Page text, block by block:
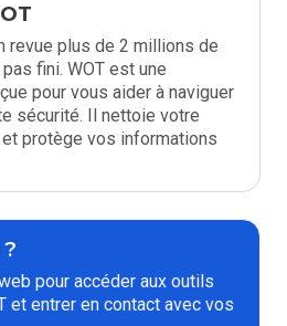
revue plus de 2 millions de
fini. WOT est une
pour vous aider à naviguer
sécurité. Il nettoie votre
protège vos informations
pour accéder aux outils
et entrer en contact avec vos